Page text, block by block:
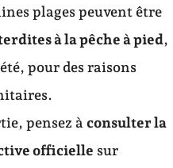
plages peuvent être
à la pêche à pied,
pour des raisons
pensez àconsulter la
officielle sur